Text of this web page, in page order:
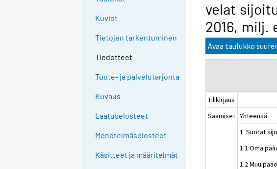
Kuviot
Tietojen tarkentuminen
Tiedotteet
Tuote- ja palvelutarjonta
Kuvaus
Laatuselosteet
Menetelmäselosteet
Käsitteet ja määritelmät
velat
2016, milj.
Avaa taulukko
Tilikirjaus
Saamiset Yhteensä
1. Suorat
1.1 Oma
1.2 Muu